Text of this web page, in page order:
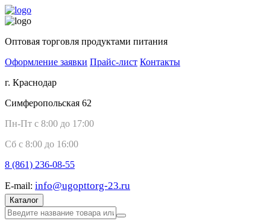
Оптовая торговля продуктами питания
Оформление заявки Прайс-лист Контакты
г. Краснодар
Симферопольская 62
Пн-Пт с 8:00 до 17:00
Сб с 8:00 до 16:00
8 (861) 236-08-55
E-mail: info@ugopttorg-23.ru
Каталог